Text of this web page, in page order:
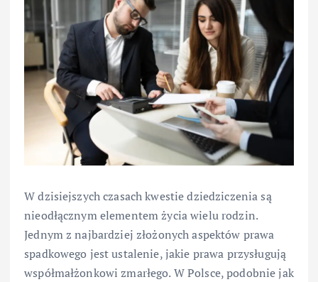
W dzisiejszych czasach kwestie dziedziczenia są
nieodłącznym elementem życia wielu rodzin.
Jednym z najbardziej złożonych aspektów prawa
spadkowego jest ustalenie, jakie prawa przysługują
współmałżonkowi zmarłego. W Polsce, podobnie jak